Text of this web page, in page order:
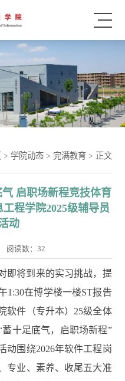
> 学院动态> 完满教育> 正文
气 启职场新程竞技体育
程学院2025级辅导员
动
阅读数： 32
即将到来的实习挑战，提
1:30在博学楼一楼ST报告
软件（专升本）25级全体
十足底气，启职场新程”
动围绕2026年软件工程岗
专业、素养、收尾五大准